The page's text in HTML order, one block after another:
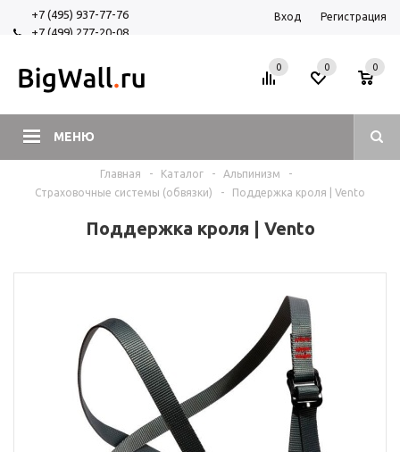
+7 (495) 937-77-76
+7 (499) 277-20-08
Вход Регистрация
МЕНЮ
0 0
0
Главная - Каталог - Альпинизм
-
Страховочные системы (обвязки)
- Поддержка кроля | Vento
Поддержка кроля | Vento